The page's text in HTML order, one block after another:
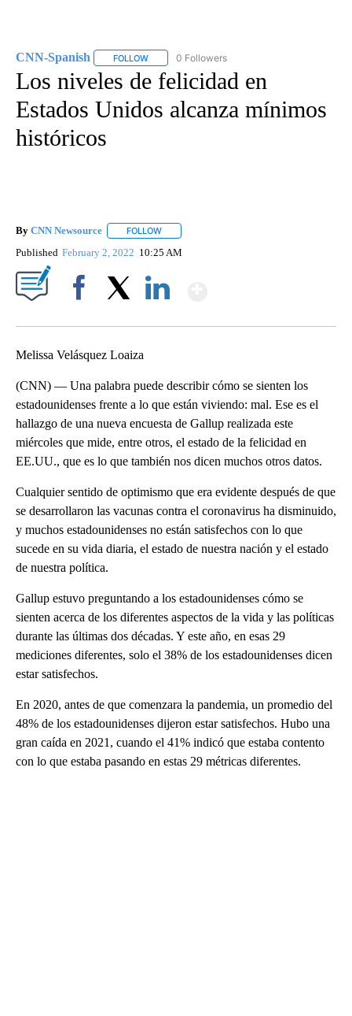
CNN-Spanish FOLLOW FOLLOW "CNN-SPANISH" TO RECEIVE
0 Followers
Los niveles de felicidad en
Estados Unidos alcanza mínimos
históricos
By CNN Newsource FOLLOW
Published February 2, 2022 10:25 AM
Melissa Velásquez Loaiza
(CNN) — Una palabra puede describir cómo se sienten los
estadounidenses frente a lo que están viviendo: mal. Ese es el
hallazgo de una nueva encuesta de Gallup realizada este
miércoles que mide, entre otros, el estado de la felicidad en
EE.UU., que es lo que también nos dicen muchos otros datos.
Cualquier sentido de optimismo que era evidente después de que
se desarrollaron las vacunas contra el coronavirus ha disminuido,
y muchos estadounidenses no están satisfechos con lo que
sucede en su vida diaria, el estado de nuestra nación y el estado
de nuestra política.
Gallup estuvo preguntando a los estadounidenses cómo se
sienten acerca de los diferentes aspectos de la vida y las políticas
durante las últimas dos décadas. Y este año, en esas 29
mediciones diferentes, solo el 38% de los estadounidenses dicen
estar satisfechos.
En 2020, antes de que comenzara la pandemia, un promedio del
48% de los estadounidenses dijeron estar satisfechos. Hubo una
gran caída en 2021, cuando el 41% indicó que estaba contento
con lo que estaba pasando en estas 29 métricas diferentes.